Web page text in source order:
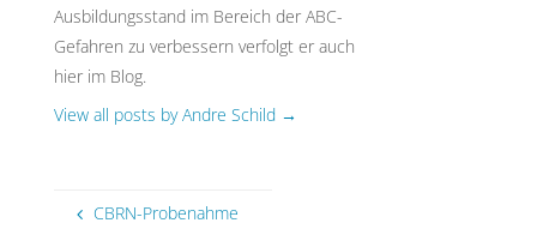
Ausbildungsstand im Bereich der ABC-
Gefahren zu verbessern verfolgt er auch
hier im Blog.
View all posts by Andre Schild →
CBRN-Probenahme